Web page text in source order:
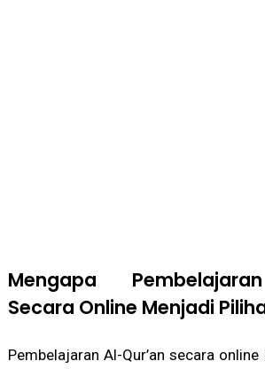
Mengapa
Secara Online Menjadi
Pembelajaran Al-Qur’an secara